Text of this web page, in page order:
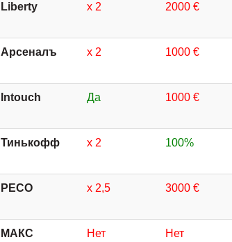
Liberty х 2 2000 €
Арсеналъ х 2 1000 €
Intouch Да 1000 €
Тинькофф х 2 100%
РЕСО х 2,5 3000 €
МАКС Нет Нет